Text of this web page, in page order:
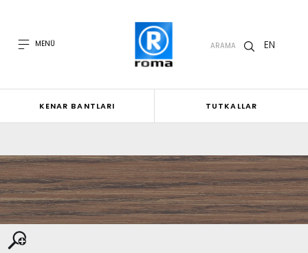
MENÜ ARAMA EN
KENAR BANTLARI TUTKALLAR